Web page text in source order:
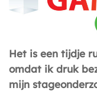
Het is een tijdje
omdat ik druk
mijn